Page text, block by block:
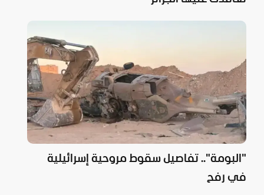
"البومة".. تفاصيل سقوط مروحية إسرائيلية
في رفح